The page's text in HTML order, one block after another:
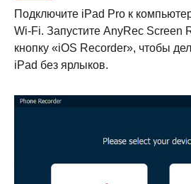
Подключите iPad Pro к
Wi-Fi. Запустите AnyRec Screen
кнопку «iOS Recorder», чтобы
iPad без ярлыков.